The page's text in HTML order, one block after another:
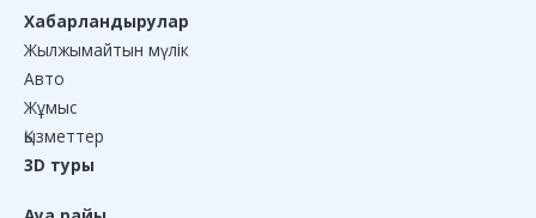
Хабарландырулар
Жылжымайтын мүлік
Авто
Жұмыс
Қызметтер
3D туры